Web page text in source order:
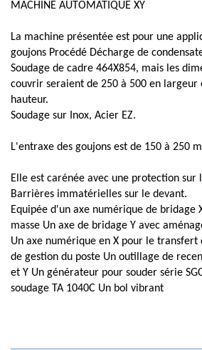
MACHINE AUTOMATIQUE XY
La machine présentée est pour une
goujons Procédé Décharge de
Soudage de cadre 464X854, mais les
couvrir seraient de 250 à 500 en largeur
hauteur.
Soudage sur Inox, Acier EZ.
L'entraxe des goujons est de 150 à 250
Elle est carénée avec une protection sur
Barrières immatérielles sur le devant.
Equipée d'un axe numérique de bridage
masse Un axe de bridage Y avec
Un axe numérique en X pour le transfert
de gestion du poste Un outillage de
et Y Un générateur pour souder série
soudage TA 1040C Un bol vibrant